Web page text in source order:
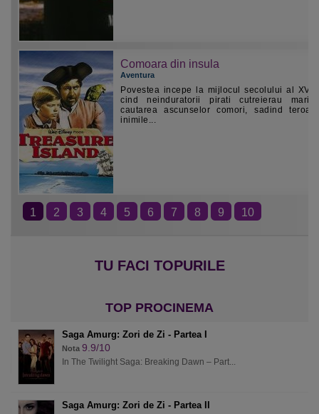
Comoara din insula
Aventura
Povestea incepe la mijlocul secolului al
cind neinduratorii pirati cutreierau
cautarea ascunselor comori, sadind
inimile...
1 2 3 4 5 6 7 8 9 10
Saga Amurg: Zori de Zi - Partea I
Nota 9.9/10
In The Twilight Saga: Breaking Dawn – Part...
Saga Amurg: Zori de Zi - Partea II